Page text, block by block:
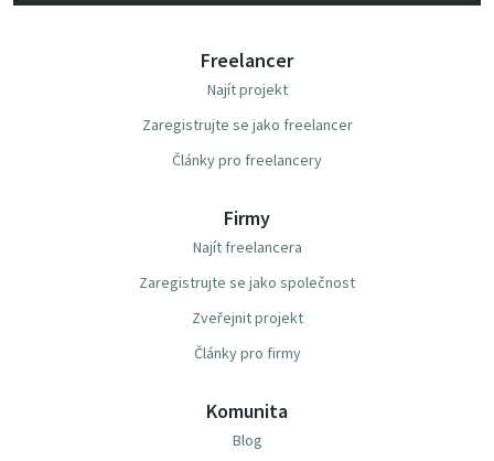
Freelancer
Najít projekt
Zaregistrujte se jako freelancer
Články pro freelancery
Firmy
Najít freelancera
Zaregistrujte se jako společnost
Zveřejnit projekt
Články pro firmy
Komunita
Blog